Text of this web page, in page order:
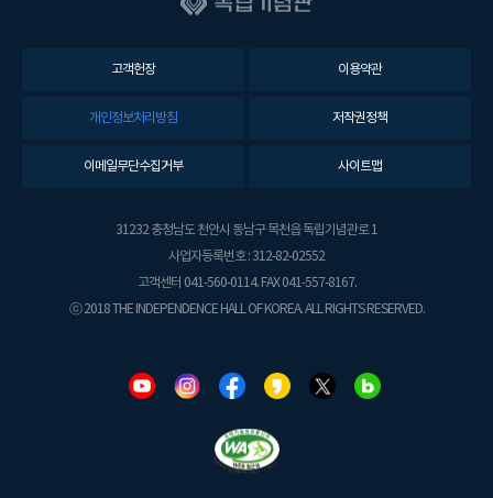
고객헌장 이용약관
개인정보처리방침 저작권정책
이메일무단수집거부 사이트맵
31232 충청남도 천안시 동남구 목천읍 독립기념관로 1
사업자등록번호 : 312-82-02552
고객센터 041-560-0114. FAX 041-557-8167.
ⓒ 2018 THE INDEPENDENCE HALL OF KOREA. ALL RIGHTS RESERVED.